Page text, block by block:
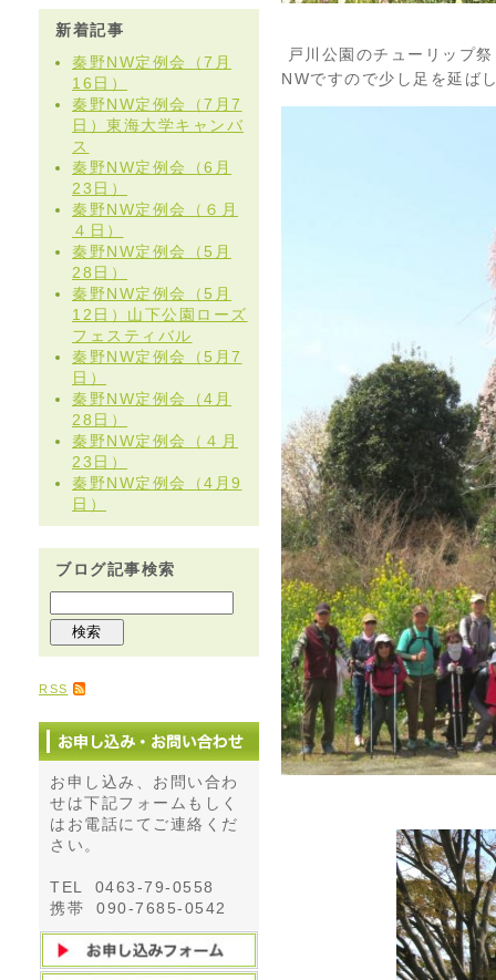
新着記事
秦野NW定例会（7月
16日）
秦野NW定例会（7月7
日）東海大学キャンバ
ス
秦野NW定例会（6月
23日）
秦野NW定例会（６月
４日）
秦野NW定例会（5月
28日）
秦野NW定例会（5月
12日）山下公園ローズ
フェスティバル
秦野NW定例会（5月7
日）
秦野NW定例会（4月
28日）
秦野NW定例会（４月
23日）
秦野NW定例会（4月9
日）
ブログ記事検索
RSS
お申し込み、お問い合わ
せは下記フォームもしく
はお電話にてご連絡くだ
さい。
TEL 0463-79-0558
携帯 090-7685-0542
戸川公園のチューリップ
NWですので少し足を延ば